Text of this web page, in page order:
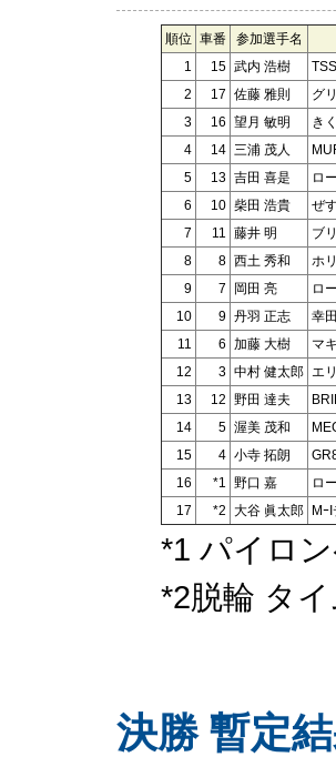
順位 車番 参加選手名
1
15 武内 浩樹
2
17 佐藤 雅則
グ
3
16 望月 敏明
き
4
14 三浦 茂人
5
13 吉田 喜是
ロ
6
10 柴田 浩貴
ぜ
7
11 藤井 明
ブ
8
8 西土 秀和
ホ
9
7 岡田 亮
ロ
10
9 丹羽 正志
幸
11
6 加藤 大樹
マ
12
3 中村 健太郎 エ
13
12 野田 達夫
14
5 渥美 茂和
15
4 小寺 拓朗
16
*1 野口 嘉
ロ
17
*2 大谷 眞太郎 Mｰ
*1 パイロ
*2脱輪 タ
決勝 暫定